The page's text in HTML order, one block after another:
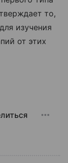
то,
изучения
от этих